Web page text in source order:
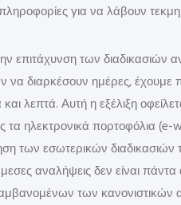
για να λάβουν
επιτάχυνση των διαδικασιών
διαρκέσουν ημέρες, έχουμε
λεπτά. Αυτή η εξέλιξη
ηλεκτρονικά πορτοφόλια (e-
των εσωτερικών διαδικασιών
αναλήψεις δεν είναι
των κανονιστικών